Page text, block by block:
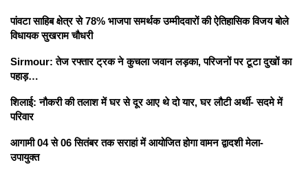
पांवटा साहिब क्षेत्र से 78% भाजपा समर्थक उम्मीदवारों की ऐतिहासिक विजय बोले
विधायक सुखराम चौधरी
Sirmour: तेज रफ्तार ट्रक ने कुचला जवान लड़का, परिजनों पर टूटा दुखों का
पहाड़…
शिलाई: नौकरी की तलाश में घर से दूर आए थे दो यार, घर लौटी अर्थी- सदमे में
परिवार
आगामी 04 से 06 सितंबर तक सराहां में आयोजित होगा वामन द्वादशी मेला-
उपायुक्त